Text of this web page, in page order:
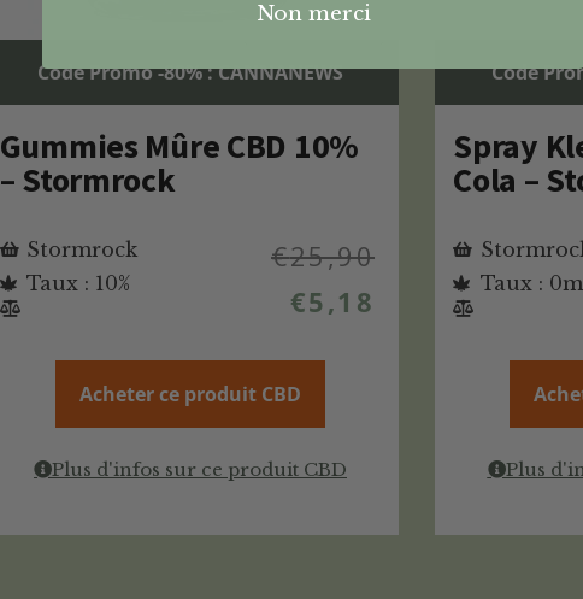
Code Promo -80% : CANNANEWS
Gummies Mûre CBD 10%
– Stormrock
Stormrock
Taux : 10%
€25,90
€5,18
Acheter ce produit CBD
Plus d'infos sur ce produit CBD
Code
Spray
Cola –
Taux :
Plus
Non merci